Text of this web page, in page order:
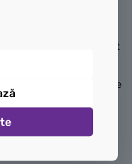
un lansator acționat
arc și 2 săgeți, care
fi desprins și așezat pe
cu plante, unde